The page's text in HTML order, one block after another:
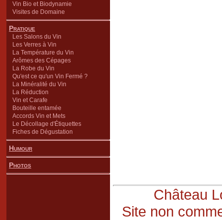
Vin Bio et Biodynamie
Visites de Domaine
Pratique
Les Salons du Vin
Les Verres à Vin
La Température du Vin
Arômes des Cépages
La Robe du Vin
Qu'est ce qu'un Vin Fermé ?
La Minéralité du Vin
La Réduction
Vin et Carafe
Bouteille entamée
Accords Vin et Mets
Le Décollage d'Étiquettes
Fiches de Dégustation
Humour
Photos
Château
Site non